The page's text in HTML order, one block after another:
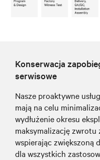
Konserwacja
serwisowe
Nasze proaktywne
mają na celu
wydłużenie okresu
maksymalizację zwrotu
wspierając zwiększoną
dla wszystkich